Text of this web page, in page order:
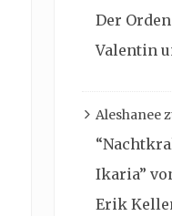
Der
Valentin
Aleshanee
Ikaria”
Erik